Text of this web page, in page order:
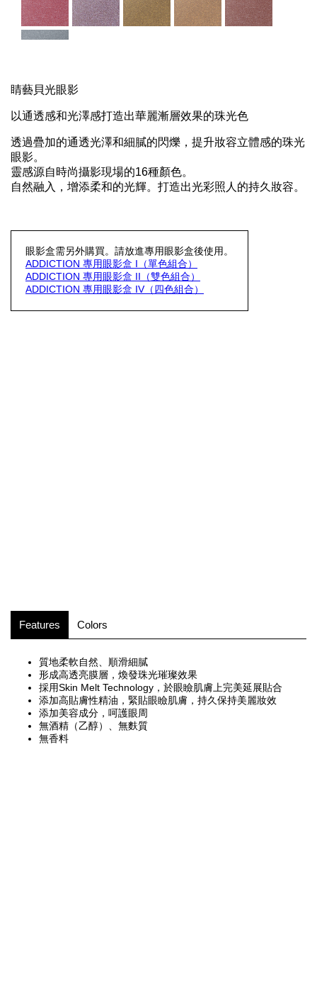
睛藝貝光眼影
以通透感和光澤感打造出華麗漸層效果的珠光色
透過疊加的通透光澤和細膩的閃爍，提升妝容立體感的珠光
眼影。
靈感源自時尚攝影現場的16種顏色。
自然融入，增添柔和的光輝。打造出光彩照人的持久妝容。
眼影盒需另外購買。請放進專用眼影盒後使用。
ADDICTION 專用眼影盒 I（單色組合）
ADDICTION 專用眼影盒 II（雙色組合）
ADDICTION 專用眼影盒 IV（四色組合）
Features Colors
質地柔軟自然、順滑細膩
形成高透亮膜層，煥發珠光璀璨效果
採用Skin Melt Technology，於眼瞼肌膚上完美延展貼合
添加高貼膚性精油，緊貼眼瞼肌膚，持久保持美麗妝效
添加美容成分，呵護眼周
無酒精（乙醇）、無麩質
無香料